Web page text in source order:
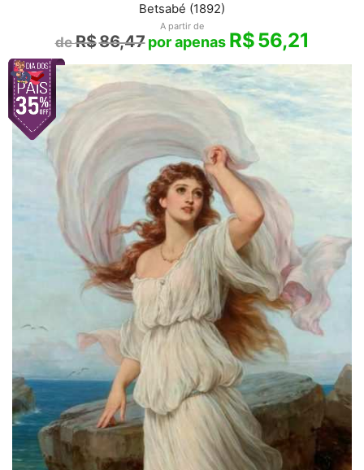
Betsabé (1892)
A partir de
R$86,47 R$56,21